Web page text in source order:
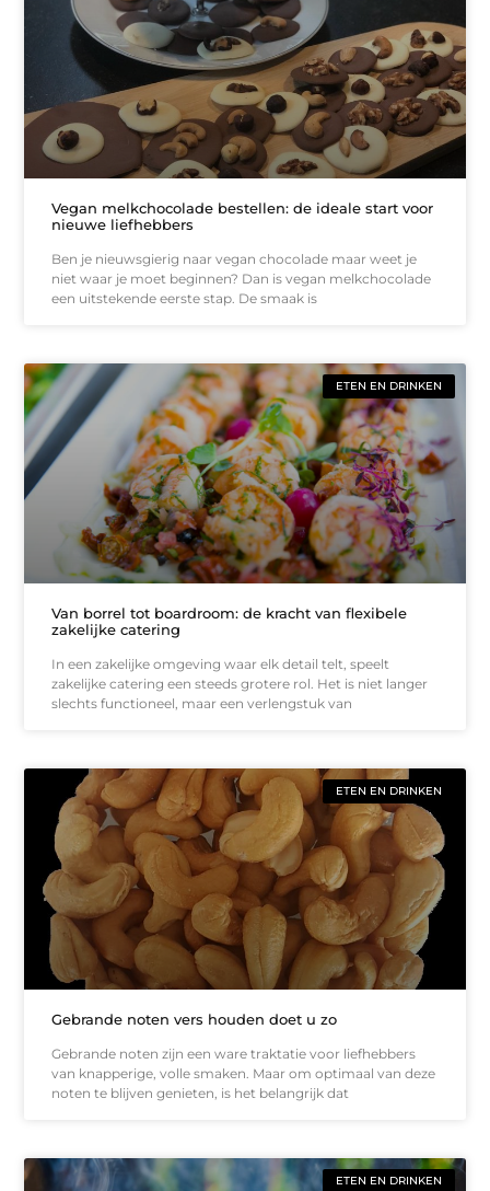
Vegan melkchocolade bestellen: de ideale start voor
nieuwe liefhebbers
Ben je nieuwsgierig naar vegan chocolade maar weet je
niet waar je moet beginnen? Dan is vegan melkchocolade
een uitstekende eerste stap. De smaak is
ETEN EN DRINKEN
Van borrel tot boardroom: de kracht van flexibele
zakelijke catering
In een zakelijke omgeving waar elk detail telt, speelt
zakelijke catering een steeds grotere rol. Het is niet langer
slechts functioneel, maar een verlengstuk van
ETEN EN DRINKEN
Gebrande noten vers houden doet u zo
Gebrande noten zijn een ware traktatie voor liefhebbers
van knapperige, volle smaken. Maar om optimaal van deze
noten te blijven genieten, is het belangrijk dat
ETEN EN DRINKEN